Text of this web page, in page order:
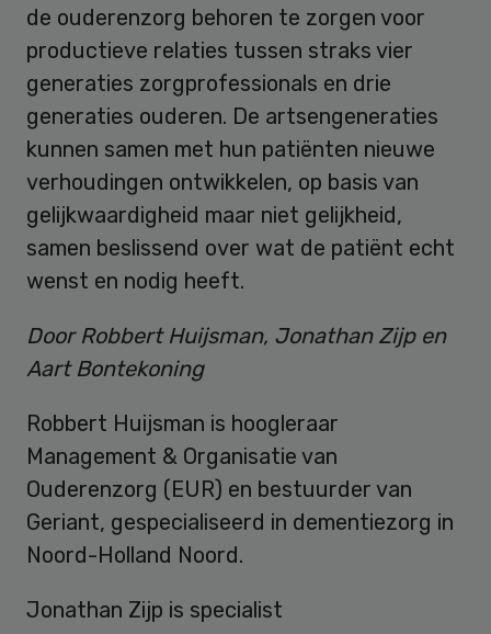
de ouderenzorg behoren te zorgen voor
productieve relaties tussen straks vier
generaties zorgprofessionals en drie
generaties ouderen. De artsengeneraties
kunnen samen met hun patiënten nieuwe
verhoudingen ontwikkelen, op basis van
gelijkwaardigheid maar niet gelijkheid,
samen beslissend over wat de patiënt echt
wenst en nodig heeft.
Door Robbert Huijsman, Jonathan Zijp en
Aart Bontekoning
Robbert Huijsman is hoogleraar
Management & Organisatie van
Ouderenzorg (EUR) en bestuurder van
Geriant, gespecialiseerd in dementiezorg in
Noord-Holland Noord.
Jonathan Zijp is specialist